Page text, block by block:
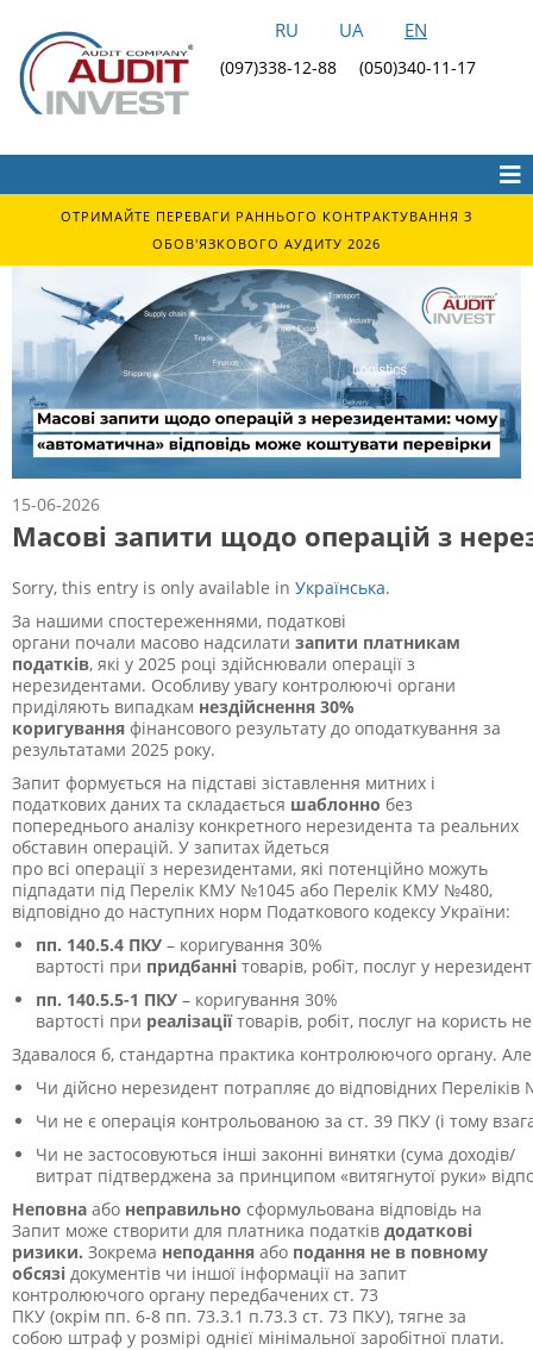
RU UA EN
(097)338-12-88 (050)340-11-17
ОТРИМАЙТЕ ПЕРЕВАГИ РАННЬОГО КОНТРАКТУВАННЯ З
ОБОВ'ЯЗКОВОГО АУДИТУ 2026
15-06-2026
Масові запити щодо операцій з
Sorry, this entry is only available in Українська.
За нашими спостереженнями, податкові
органи почали масово надсилати запити платникам
податків, які у 2025 році здійснювали операції з
нерезидентами. Особливу увагу контролюючі органи
приділяють випадкам нездійснення 30%
коригування фінансового результату до оподаткування за
результатами 2025 року.
Запит формується на підставі зіставлення митних і
податкових даних та складається шаблонно без
попереднього аналізу конкретного нерезидента та реальних
обставин операцій. У запитах йдеться
про всі операції з нерезидентами, які потенційно можуть
підпадати під Перелік КМУ №1045 або Перелік КМУ №480,
відповідно до наступних норм Податкового кодексу України:
пп. 140.5.4 ПКУ – коригування 30%
вартості при придбанні товарів, робіт, послуг у
пп. 140.5.5-1 ПКУ – коригування 30%
вартості при реалізаціїтоварів, робіт, послуг на користь
Здавалося б, стандартна практика контролюючого органу.
Чи дійсно нерезидент потрапляє до відповідних
Чи не є операція контрольованою за ст. 39 ПКУ (і тому
Чи не застосовуються інші законні винятки (сума доходів/
витрат підтверджена за принципом «витягнутої руки»
Неповна або неправильно сформульована відповідь на
Запит може створити для платника податків додаткові
ризики. Зокрема неподання або подання не в повному
обсязі документів чи іншої інформації на запит
контролюючого органу передбачених ст. 73
ПКУ (окрім пп. 6-8 пп. 73.3.1 п.73.3 ст. 73 ПКУ), тягне за
собою штраф у розмірі однієї мінімальної заробітної плати.